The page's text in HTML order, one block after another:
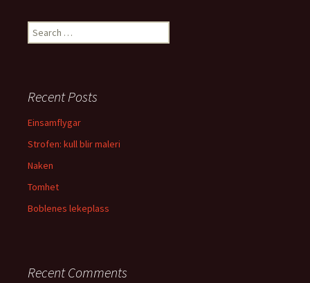
e
h
o
r
Recent Posts
Einsamflygar
Strofen: kull blir maleri
Naken
Tomhet
Boblenes lekeplass
Recent Comments